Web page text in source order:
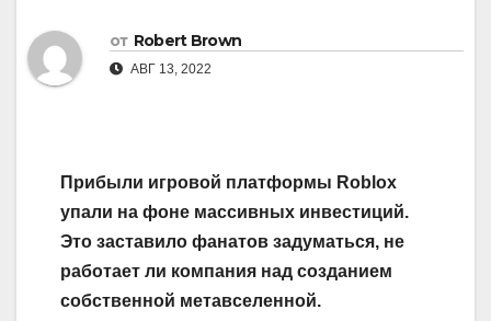
от Robert Brown
АВГ 13, 2022
Прибыли игровой платформы Roblox
упали на фоне массивных инвестиций.
Это заставило фанатов задуматься, не
работает ли компания над созданием
собственной метавселенной.